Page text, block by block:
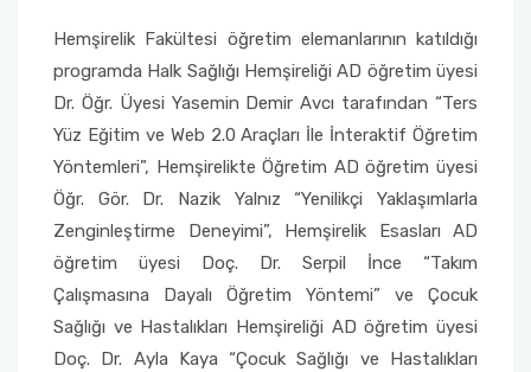
Hemşirelik Fakültesi öğretim elemanlarının katıldığı
programda Halk Sağlığı Hemşireliği AD öğretim üyesi
Dr. Öğr. Üyesi Yasemin Demir Avcı tarafından “Ters
Yüz Eğitim ve Web 2.0 Araçları İle İnteraktif Öğretim
Yöntemleri”, Hemşirelikte Öğretim AD öğretim üyesi
Öğr. Gör. Dr. Nazik Yalnız “Yenilikçi Yaklaşımlarla
Zenginleştirme Deneyimi”, Hemşirelik Esasları AD
öğretim üyesi Doç. Dr. Serpil İnce “Takım
Çalışmasına Dayalı Öğretim Yöntemi” ve Çocuk
Sağlığı ve Hastalıkları Hemşireliği AD öğretim üyesi
Doç. Dr. Ayla Kaya “Çocuk Sağlığı ve Hastalıkları